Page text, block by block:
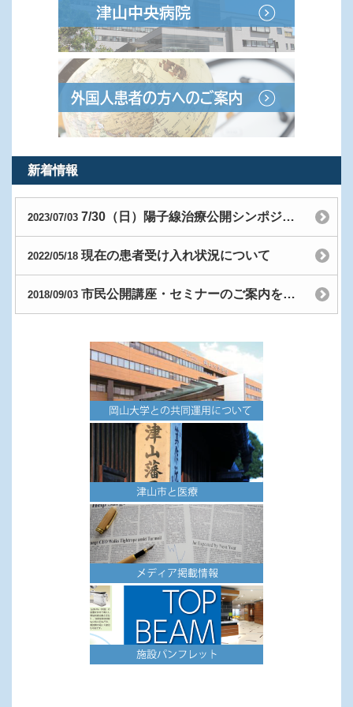
新着情報
2023/07/03 7/30（日）陽子線治療公開シンポジウム開催のお知らせ
2022/05/18 現在の患者受け入れ状況について
2018/09/03 市民公開講座・セミナーのご案内を更新しました